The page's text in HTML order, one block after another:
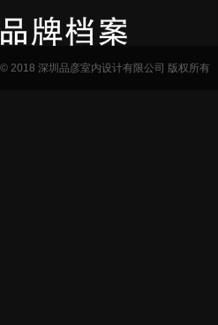
© 2018 深圳品彦室内设计有限公司 版权所有